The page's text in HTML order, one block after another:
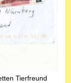
Tierfreund